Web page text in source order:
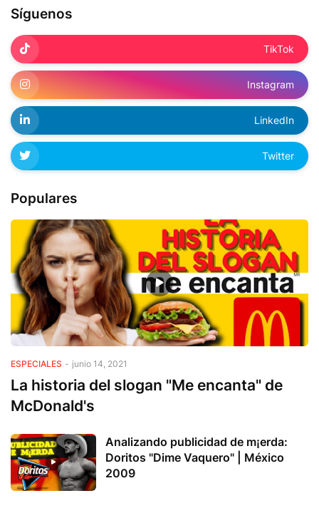
Síguenos
TikTok
Instagram
LinkedIn
Twitter
Populares
ESPECIALES - junio 14, 2021
La historia del slogan "Me encanta" de
McDonald's
Analizando publicidad de m¡erda:
Doritos "Dime Vaquero" | México
2009